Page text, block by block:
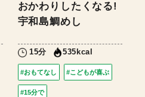
おかわりしたくなる!
宇和島鯛めし
15分 535kcal
#おもてなし #こどもが喜ぶ
#15分で